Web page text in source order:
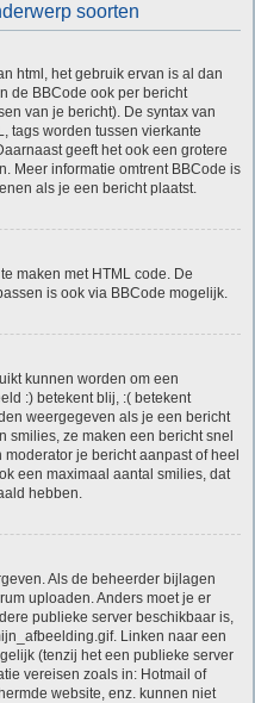
soorten
html, het gebruik ervan is al dan
de BBCode ook per bericht
van je bericht). De syntax van
tags worden tussen vierkante
geeft het ook een grotere
Meer informatie omtrent BBCode is
als je een bericht plaatst.
maken met HTML code. De
is ook via BBCode mogelijk.
kunnen worden om een
:) betekent blij, :( betekent
weergegeven als je een bericht
smilies, ze maken een bericht snel
je bericht aanpast of heel
een maximaal aantal smilies, dat
hebben.
Als de beheerder bijlagen
uploaden. Anders moet je er
publieke server beschikbaar is,
Linken naar een
(tenzij het een publieke server
vereisen zoals in: Hotmail of
website, enz. kunnen niet